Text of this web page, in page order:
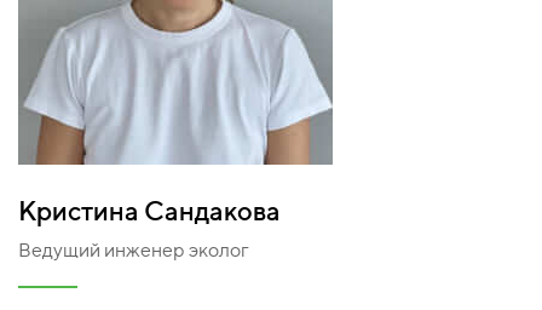
Кристина Сандакова
Ведущий инженер эколог